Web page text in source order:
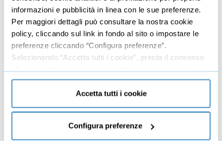
informazioni e pubblicità in linea con le sue preferenze.
Per maggiori dettagli può consultare la nostra cookie
policy, cliccando sul link in fondo al sito o impostare le
preferenze cliccando “Configura preferenze”.
Selezionando “Accetta tutti i cookie”, presta il consenso
all’uso di tutti i tipi di cookie mentre può revocare il
consenso cliccando su “Usa solo cookie necessari” e
saranno attivati i soli cookie tecnici necessari al corretto
funzionamento del sito.
Accetta tutti i cookie
Configura preferenze
Come adattare il protocollo alla propria vita 04:33
Sintesi dei punti chiave 02:17
Motivazione finale per mantenere il focus nel
04:28
Dettagli